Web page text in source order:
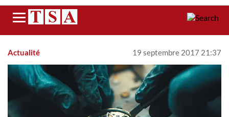
Menu
Actualité 19 septembre 2017 21:37